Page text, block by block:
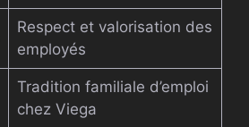
Respect et valorisation des
employés
Tradition familiale d’emploi
chez Viega